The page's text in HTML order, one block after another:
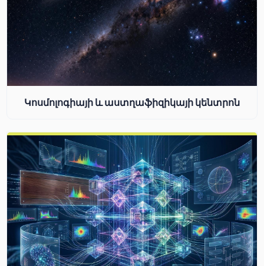
Կոսմոլոգիայի և աստղաֆիզիկայի կենտրոն